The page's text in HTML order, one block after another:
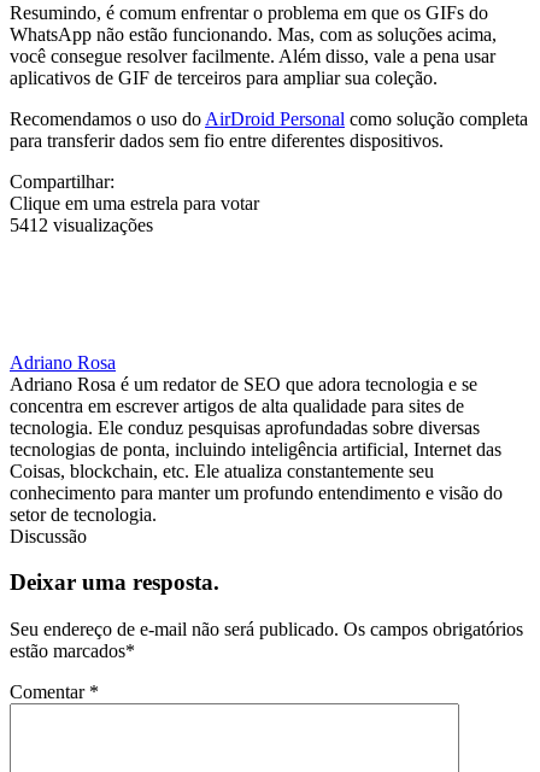
Resumindo, é comum enfrentar o problema em que os GIFs do
WhatsApp não estão funcionando. Mas, com as soluções acima,
você consegue resolver facilmente. Além disso, vale a pena usar
aplicativos de GIF de terceiros para ampliar sua coleção.
Recomendamos o uso do AirDroid Personal como solução completa
para transferir dados sem fio entre diferentes dispositivos.
Compartilhar:
Clique em uma estrela para votar
5412 visualizações
Adriano Rosa
Adriano Rosa é um redator de SEO que adora tecnologia e se
concentra em escrever artigos de alta qualidade para sites de
tecnologia. Ele conduz pesquisas aprofundadas sobre diversas
tecnologias de ponta, incluindo inteligência artificial, Internet das
Coisas, blockchain, etc. Ele atualiza constantemente seu
conhecimento para manter um profundo entendimento e visão do
setor de tecnologia.
Discussão
Deixar uma resposta.
Seu endereço de e-mail não será publicado. Os campos obrigatórios
estão marcados*
Comentar *